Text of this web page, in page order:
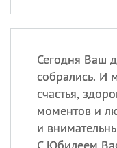
Сегодня Ваш
собрались. И
счастья,
моментов и
и